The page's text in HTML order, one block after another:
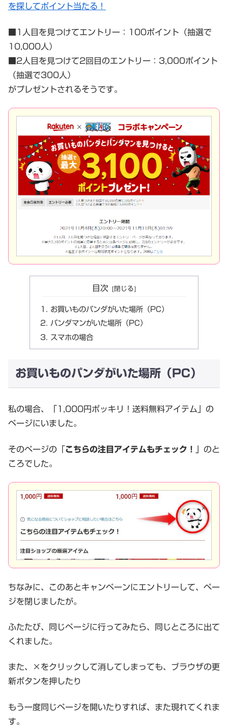
を探してポイント当たる！
■1人目を見つけてエントリー：100ポイント（抽選で
10,000人）
■2人目を見つけて2回目のエントリー：3,000ポイント
（抽選で300人）
がプレゼントされるそうです。
目次
お買いものパンダがいた場所（PC）
パンダマンがいた場所（PC）
スマホの場合
お買いものパンダがいた場所（PC）
私の場合、「1,000円ポッキリ！送料無料アイテム」の
ページにいました。
そのページの「 こちらの注目アイテムもチェック！
」のと
ころでした。
ちなみに、このあとキャンペーンにエントリーして、ペー
ジを閉じましたが。
ふたたび、同じページに行ってみたら、同じところに出て
くれました。
また、×をクリックして消してしまっても、ブラウザの更
新ボタンを押したり
もう一度同じページを開いたりすれば、また現れてくれま
す。